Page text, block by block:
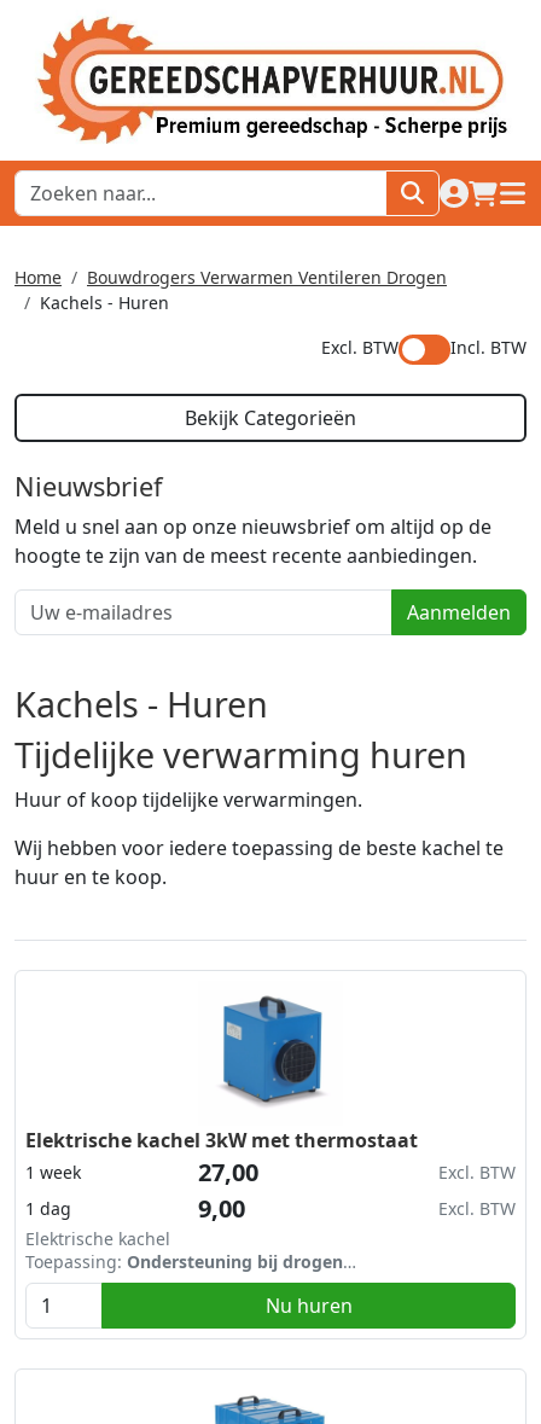
naar
Home
Bouwdrogers Verwarmen Ventileren Drogen
Kachels - Huren
Excl. BTW
Incl. BTW
Bekijk Categorieën
Nieuwsbrief
Meld u snel aan op onze nieuwsbrief om altijd op de
hoogte te zijn van de meest recente aanbiedingen.
Aanmelden
Kachels - Huren
Tijdelijke verwarming huren
Huur of koop tijdelijke verwarmingen.
Wij hebben voor iedere toepassing de beste kachel te
huur en te koop.
Elektrische kachel 3kW met thermostaat
1 dag 9,00 Excl. BTW
1 week 27,00 Excl. BTW
Elektrische kachel
Toepassing: Ondersteuning bij drogen
Vermogen:3 kW
Met thermostaat
Nu huren